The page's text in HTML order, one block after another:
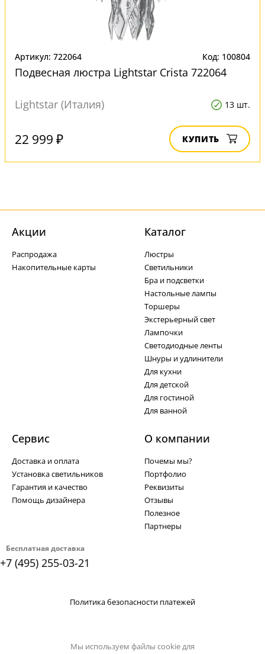
Артикул: 722064 Код: 100804
Подвесная люстра Lightstar Crista 722064
Lightstar (Италия) 13 шт.
22 999 ₽ КУПИТЬ
Бесплатная доставка
+7 (495) 255-03-21
Акции
Распродажа
Накопительные карты
Каталог
Люстры
Светильники
Бра и подсветки
Настольные лампы
Торшеры
Экстерьерный свет
Лампочки
Светодиодные ленты
Шнуры и удлинители
Для кухни
Для детской
Для гостиной
Для ванной
Сервис
Доставка и оплата
Установка светильников
Гарантия и качество
Помощь дизайнера
О компании
Почемы мы?
Портфолио
Реквизиты
Отзывы
Полезное
Партнеры
Политика безопасности платежей
Мы используем файлы cookie для